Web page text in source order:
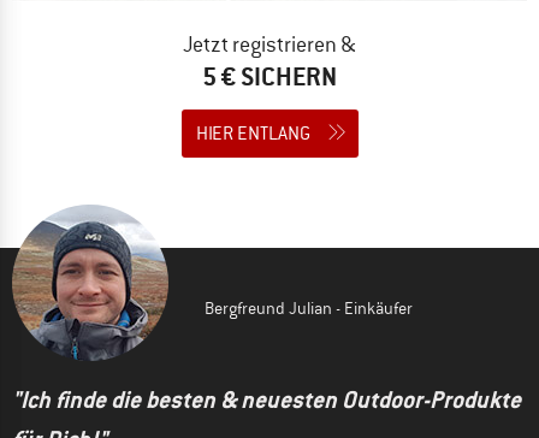
Jetzt registrieren &
5 € SICHERN
HIER ENTLANG
Bergfreund Julian - Einkäufer
"Ich finde die besten & neuesten Outdoor-Produkte